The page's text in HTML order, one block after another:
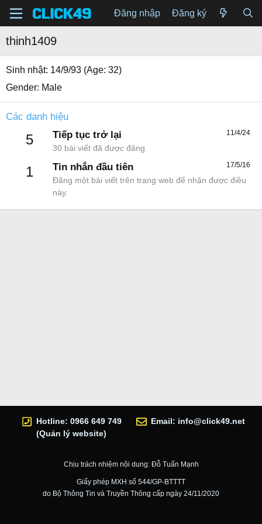
Đăng nhập Đăng ký
thinh1409
Sinh nhật 14/9/93 (Age: 32)
Gender Male
Các danh hiệu
5 11/4/24
Tiếp tục trở lại
30 bài viết đã được đăng.
1 17/5/16
Tin nhắn đầu tiên
Đăng một bài viết trên trang web để nhận được điều
này.
Hotline: 0966 649 749
(Quản lý website)
Email: info@click49.net
Chịu trách nhiệm nội dung: Đỗ Tuấn Mạnh
Giấy phép MXH số 544/GP-BTTTT
do Bộ Thông Tin và Truyền Thông cấp ngày 24/11/2020